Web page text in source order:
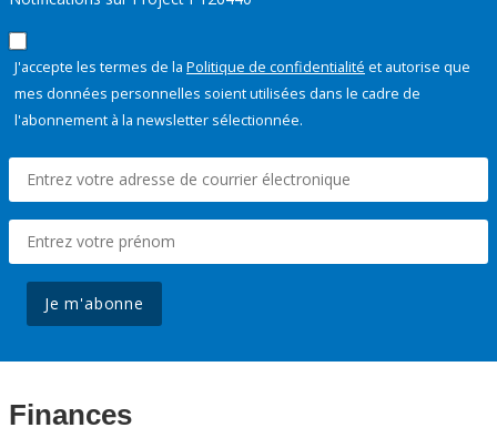
J'accepte les termes de la Politique de confidentialité et autorise que
mes données personnelles soient utilisées dans le cadre de
l'abonnement à la newsletter sélectionnée.
Je m'abonne
Finances